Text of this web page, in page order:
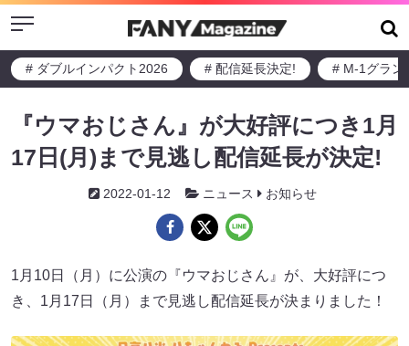
Menu
# ダブルインパクト2026 # 配信延長決定! # M-1グラン
『ウマおじさん』が大好評につき1月
17日(月)まで見逃し配信延長が決定!
2022-01-12 ニュース お知らせ
1月10日（月）に公演の『ウマおじさん』が、大好評につ
き、1月17日（月）まで見逃し配信延長が決まりました！